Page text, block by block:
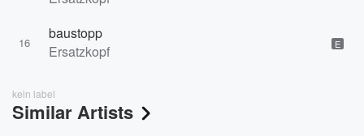
16
baustopp
Ersatzkopf
E
kein label
Similar Artists